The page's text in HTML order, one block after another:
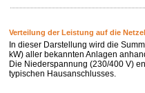
Verteilung der Leistung auf die
In dieser Darstellung wird die
kW) aller bekannten Anlagen
Die Niederspannung (230/400 V)
typischen Hausanschlusses.